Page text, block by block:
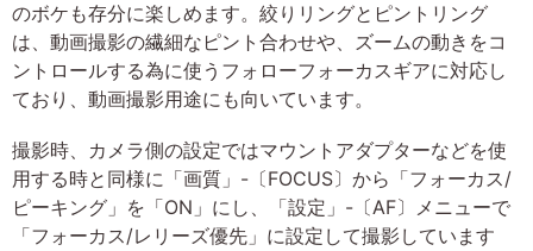
のボケも存分に楽しめます。絞りリングとピントリング
は、動画撮影の繊細なピント合わせや、ズームの動きをコ
ントロールする為に使うフォローフォーカスギアに対応し
ており、動画撮影用途にも向いています。
撮影時、カメラ側の設定ではマウントアダプターなどを使
用する時と同様に「画質」-〔FOCUS〕から「フォーカス/
ピーキング」を「ON」にし、「設定」-〔AF〕メニューで
「フォーカス/レリーズ優先」に設定して撮影しています